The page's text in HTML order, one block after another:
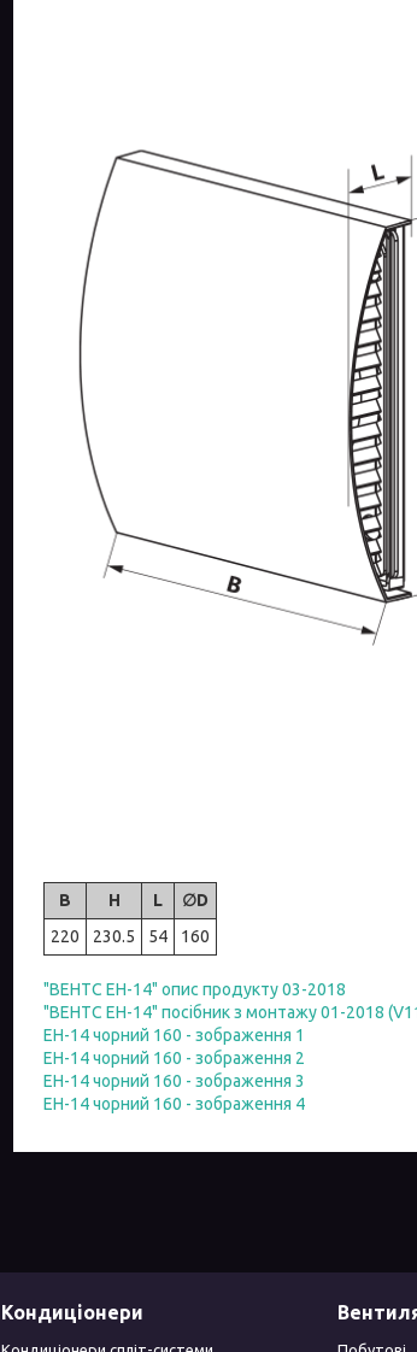
B H L
∅D
220
230.5 54 160
"ВЕНТС ЕН-14" опис продукту 03-2018
"ВЕНТС ЕН-14" посібник з монтажу 01-2018
ЕН-14 чорний 160 - зображення 1
ЕН-14 чорний 160 - зображення 2
ЕН-14 чорний 160 - зображення 3
ЕН-14 чорний 160 - зображення 4
Кондиціонери